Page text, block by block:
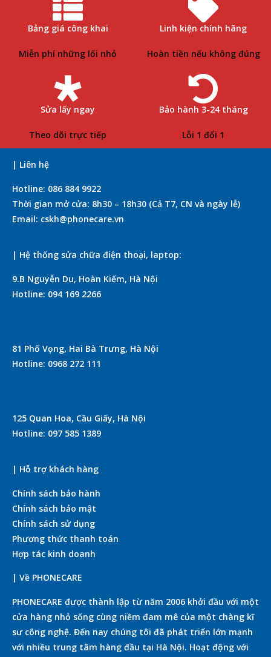
Bảng giá công khai
Miễn phí những lối nhỏ
Linh kiện chính hãng
Hoàn tiền nếu không đúng
Sửa lấy ngay
Theo dõi trực tiếp
Bảo hành 3-24 tháng
Lỗi 1 đổi 1
| Liên hệ
Hotline: 086 884 9922
Thời gian mở cửa: 8h30 – 18h30 (Cả T7, CN và ngày lễ)
Email: cskh@phonecare.vn
| Hệ thống sửa chữa điện thoại, laptop:
9.B Nguyễn Du, Hoàn Kiếm, Hà Nội
Hotline: 094 169 2266
81 Phố Vọng, Hai Bà Trưng, Hà Nội
Hotline: 0968 272 111
125 Quan Hoa, Cầu Giấy, Hà Nội
Hotline: 097 585 1389
| Hỗ trợ khách hàng
Chính sách bảo hành
Chính sách bảo mật
Chính sách sử dụng
Phương thức thanh toán
Hợp tác kinh doanh
| Về PHONECARE
PHONECARE được thành lập từ năm 2006 khởi đầu với một
cửa hàng nhỏ sống cùng niềm đam mê của một chàng kĩ
sư công nghệ. Đến nay chúng tôi đã phát triển lớn mạnh
với nhiều trung tâm hàng đầu tại Hà Nội. Hoạt động với